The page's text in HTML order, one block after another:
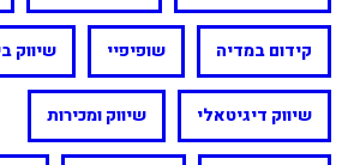
קידום במדיה שופיפיי שיווק
שיווק דיגיטאלי שיווק ומכירות